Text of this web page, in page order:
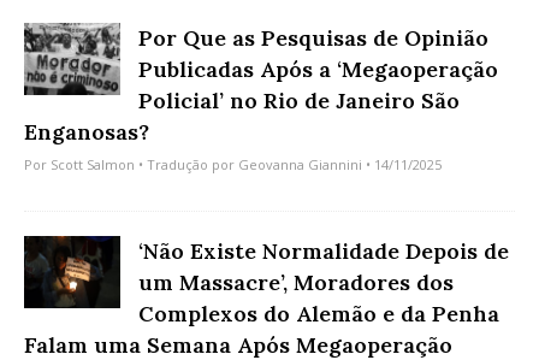
Por Que as Pesquisas de Opinião
Publicadas Após a ‘Megaoperação
Policial’ no Rio de Janeiro São
Enganosas?
Por Scott Salmon • Tradução por Geovanna Giannini • 14/11/2025
‘Não Existe Normalidade Depois de
um Massacre’, Moradores dos
Complexos do Alemão e da Penha
Falam uma Semana Após Megaoperação